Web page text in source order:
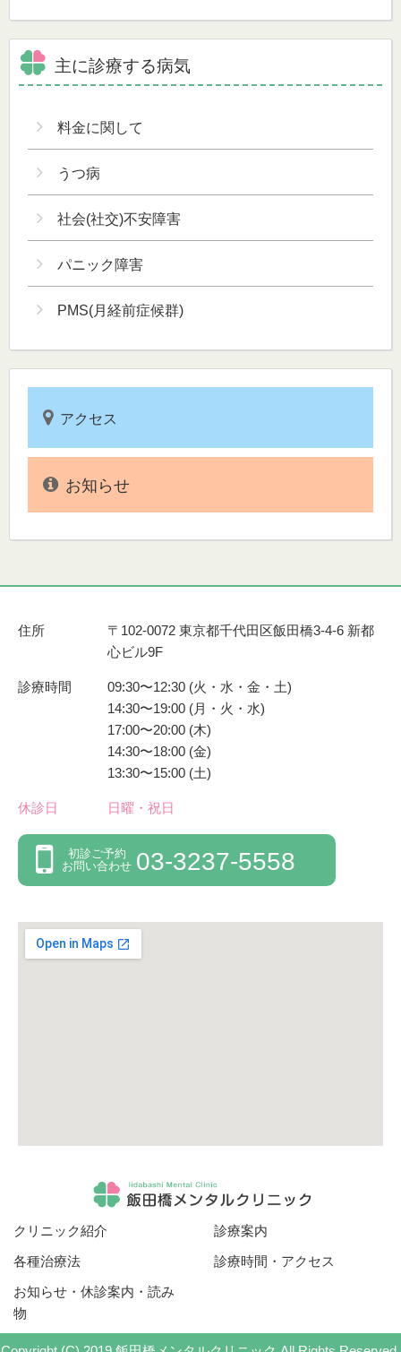
主に診療する病気
料金に関して
うつ病
社会(社交)不安障害
パニック障害
PMS(月経前症候群)
アクセス
お知らせ
住所
〒102-0072 東京都千代田区飯田橋3-4-6 新都
心ビル9F
診療時間
09:30〜12:30 (火・水・金・土)
14:30〜19:00 (月・火・水)
17:00〜20:00 (木)
14:30〜18:00 (金)
13:30〜15:00 (土)
休診日 日曜・祝日
初診ご予約
お問い合わせ 03-3237-5558
クリニック紹介
診療案内
各種治療法
診療時間・アクセス
お知らせ・休診案内・読み
物